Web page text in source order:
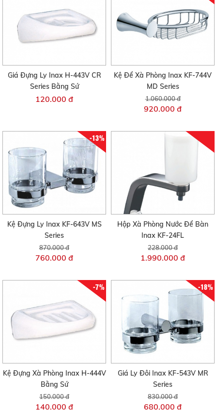
Giá Đựng Ly Inax H-443V CR
Series Bằng Sứ
120.000 đ
Kệ Để Xà Phòng Inax KF-744V
MD Series
1.060.000 đ
920.000 đ
-13%
Kệ Đựng Ly Inax KF-643V MS
Series
870.000 đ
760.000 đ
Hộp Xà Phòng Nước Để Bàn
Inax KF-24FL
228.000 đ
1.990.000 đ
-7%
Kệ Đựng Xà Phòng Inax H-444V
Bằng Sứ
150.000 đ
140.000 đ
-18%
Giá Ly Đôi Inax KF-543V MR
Series
830.000 đ
680.000 đ